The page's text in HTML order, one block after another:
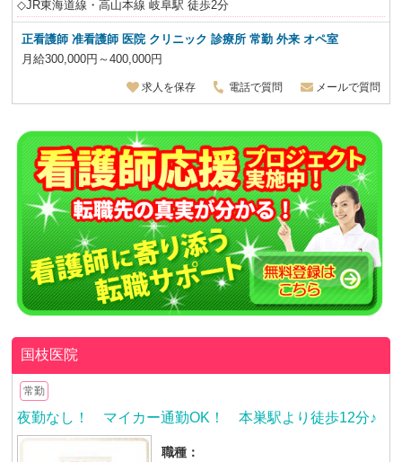
◇JR東海道線・高山本線 岐阜駅 徒歩2分
正看護師 准看護師 医院 クリニック 診療所 常勤 外来 オペ室
月給300,000円～400,000円
求人を保存 電話で質問 メールで質問
国枝医院
常勤
夜勤なし！ マイカー通勤OK！ 本巣駅より徒歩12分♪
職種：